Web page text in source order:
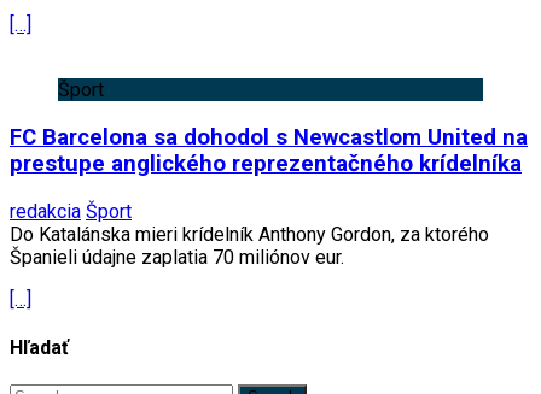
[…]
Šport
FC Barcelona sa dohodol s Newcastlom United na
prestupe anglického reprezentačného krídelníka
redakcia Šport
Do Katalánska mieri krídelník Anthony Gordon, za ktorého
Španieli údajne zaplatia 70 miliónov eur.
[…]
Hľadať